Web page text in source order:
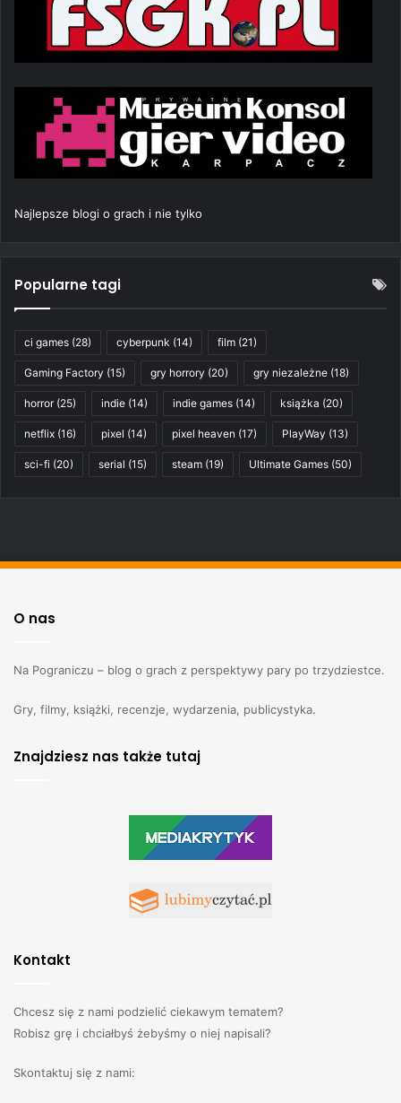
Najlepsze blogi o grach i nie tylko
Popularne tagi
ci games (28) cyberpunk (14) film (21)
Gaming Factory (15) gry horrory (20) gry niezależne (18)
horror(25) indie (14) indie games (14) książka (20)
netflix (16) pixel (14) pixel heaven (17) PlayWay (13)
sci-fi (20) serial (15) steam (19) Ultimate Games (50)
O nas
Na Pograniczu – blog o grach z perspektywy pary po trzydziestce.
Gry, filmy, książki, recenzje, wydarzenia, publicystyka.
Znajdziesz nas także tutaj
Kontakt
Chcesz się z nami podzielić ciekawym tematem?
Robisz grę i chciałbyś żebyśmy o niej napisali?
Skontaktuj się z nami: